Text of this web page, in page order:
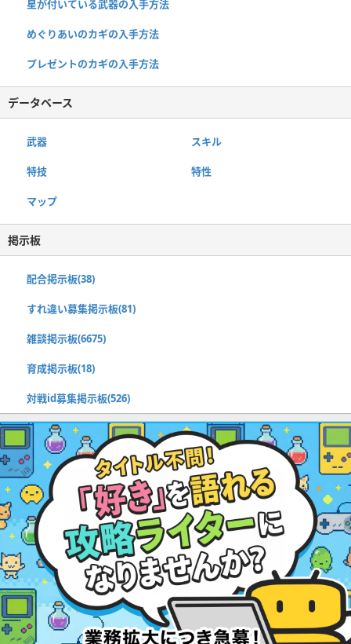
星が付いている武器の入手方法
めぐりあいのカギの入手方法
プレゼントのカギの入手方法
データベース
武器 スキル
特技 特性
マップ
掲示板
配合掲示板(38)
すれ違い募集掲示板(81)
雑談掲示板(6675)
育成掲示板(18)
対戦id募集掲示板(526)